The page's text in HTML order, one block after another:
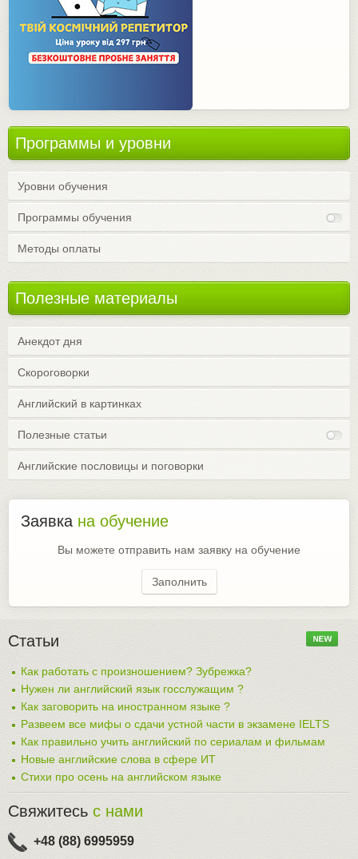
Программы и уровни
Уровни обучения
Программы обучения
Методы оплаты
Полезные материалы
Анекдот дня
Скороговорки
Английский в картинках
Полезные статьи
Английские пословицы и поговорки
Заявка на обучение
Вы можете отправить нам заявку на обучение
Заполнить
Статьи
Как работать с произношением? Зубрежка?
Нужен ли английский язык госслужащим ?
Как заговорить на иностранном языке ?
Развеем все мифы о сдачи устной части в экзамене IELTS
Как правильно учить английский по сериалам и фильмам
Новые английские слова в сфере ИТ
Стихи про осень на английском языке
Свяжитесь с нами
+48 (88) 6995959